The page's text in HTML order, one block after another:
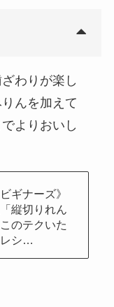
わりが楽し
んを加えて
よりおいし
ギナーズ》
縦切りれん
のテクいた
レシ…